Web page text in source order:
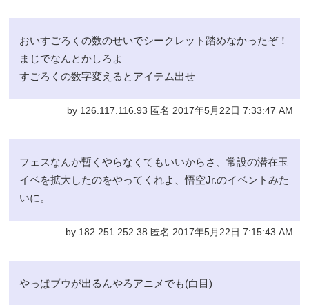
おいすごろくの数のせいでシークレット踏めなかったぞ！
まじでなんとかしろよ
すごろくの数字変えるとアイテム出せ
by 126.117.116.93 匿名 2017年5月22日 7:33:47 AM
フェスなんか暫くやらなくてもいいからさ、常設の潜在玉
イベを拡大したのをやってくれよ、悟空Jr.のイベントみた
いに。
by 182.251.252.38 匿名 2017年5月22日 7:15:43 AM
やっぱブウが出るんやろアニメでも(白目)